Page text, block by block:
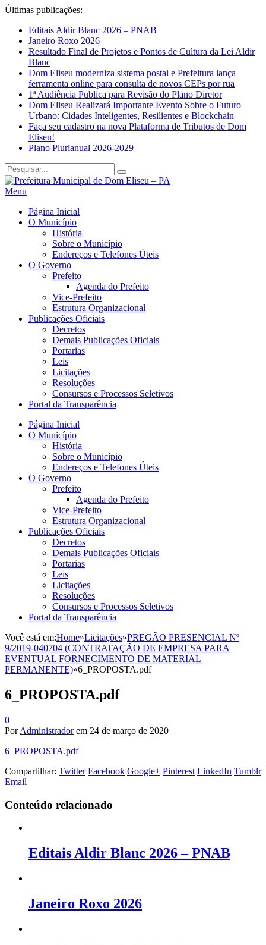
Últimas publicações:
Editais Aldir Blanc 2026 – PNAB
Janeiro Roxo 2026
Resultado Final de Projetos e Pontos de Cultura da Lei Aldir
Blanc
Dom Eliseu moderniza sistema postal e Prefeitura lança
ferramenta online para consulta de novos CEPs por rua
1ª Audiência Publica para Revisão do Plano Diretor
Dom Eliseu Realizará Importante Evento Sobre o Futuro
Urbano: Cidades Inteligentes, Resilientes e Blockchain
Faça seu cadastro na nova Plataforma de Tributos de Dom
Eliseu!
Plano Plurianual 2026-2029
Menu
Página Inicial
O Município
História
Sobre o Município
Endereços e Telefones Úteis
O Governo
Prefeito
Agenda do Prefeito
Vice-Prefeito
Estrutura Organizacional
Publicações Oficiais
Decretos
Demais Publicações Oficiais
Portarias
Leis
Licitações
Resoluções
Consursos e Processos Seletivos
Portal da Transparência
Página Inicial
O Município
História
Sobre o Município
Endereços e Telefones Úteis
O Governo
Prefeito
Agenda do Prefeito
Vice-Prefeito
Estrutura Organizacional
Publicações Oficiais
Decretos
Demais Publicações Oficiais
Portarias
Leis
Licitações
Resoluções
Consursos e Processos Seletivos
Portal da Transparência
Você está em:Home»Licitações»PREGÃO PRESENCIAL Nº
9/2019-040704 (CONTRATAÇÃO DE EMPRESA PARA
EVENTUAL FORNECIMENTO DE MATERIAL
PERMANENTE)»6_PROPOSTA.pdf
6_PROPOSTA.pdf
0
PorAdministrador em 24 de março de 2020
6_PROPOSTA.pdf
Compartilhar: Twitter Facebook Google+ Pinterest LinkedIn Tumblr
Email
Conteúdo relacionado
Editais Aldir Blanc 2026 – PNAB
Janeiro Roxo 2026